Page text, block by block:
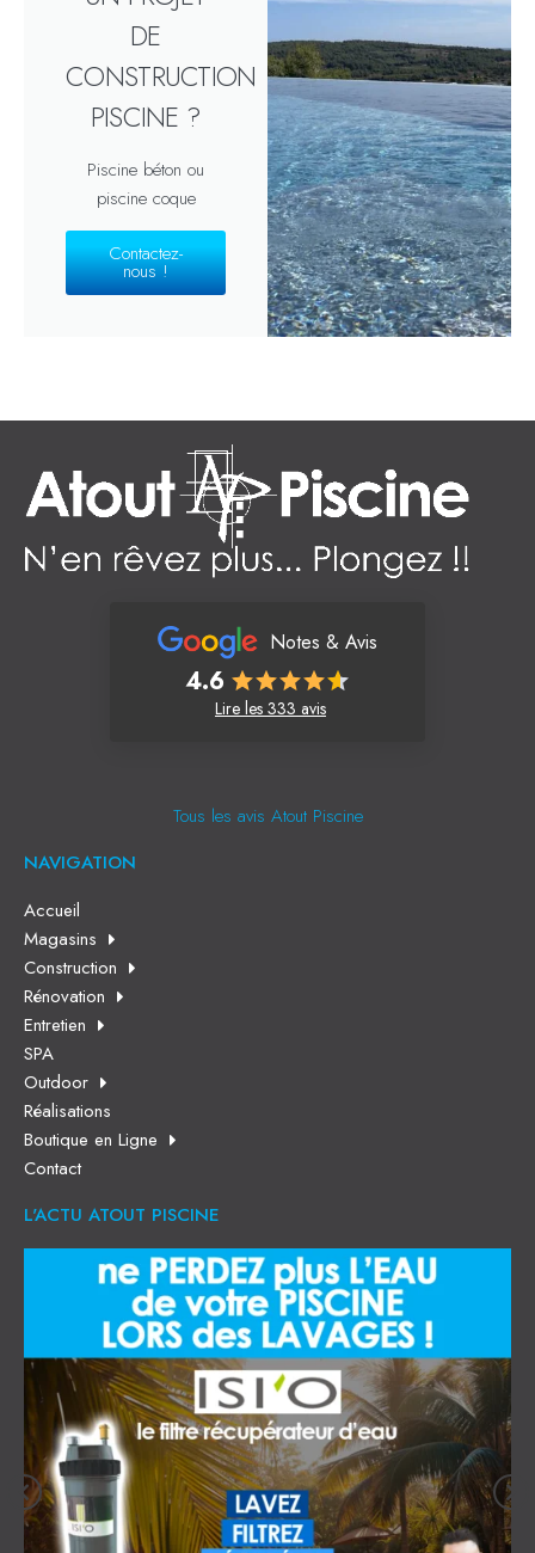
DE
CONSTRUCTION
PISCINE ?
Piscine béton ou
piscine coque
Contactez-
nous !
Notes & Avis
4.6
Lire les 333 avis
Tous les avis Atout Piscine
NAVIGATION
Accueil
Magasins
Construction
Rénovation
Entretien
SPA
Outdoor
Réalisations
Boutique en Ligne
Contact
L'ACTU ATOUT PISCINE